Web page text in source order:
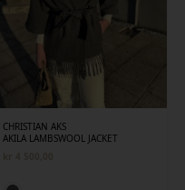
CHRISTIAN AKS
AKILA LAMBSWOOL JACKET